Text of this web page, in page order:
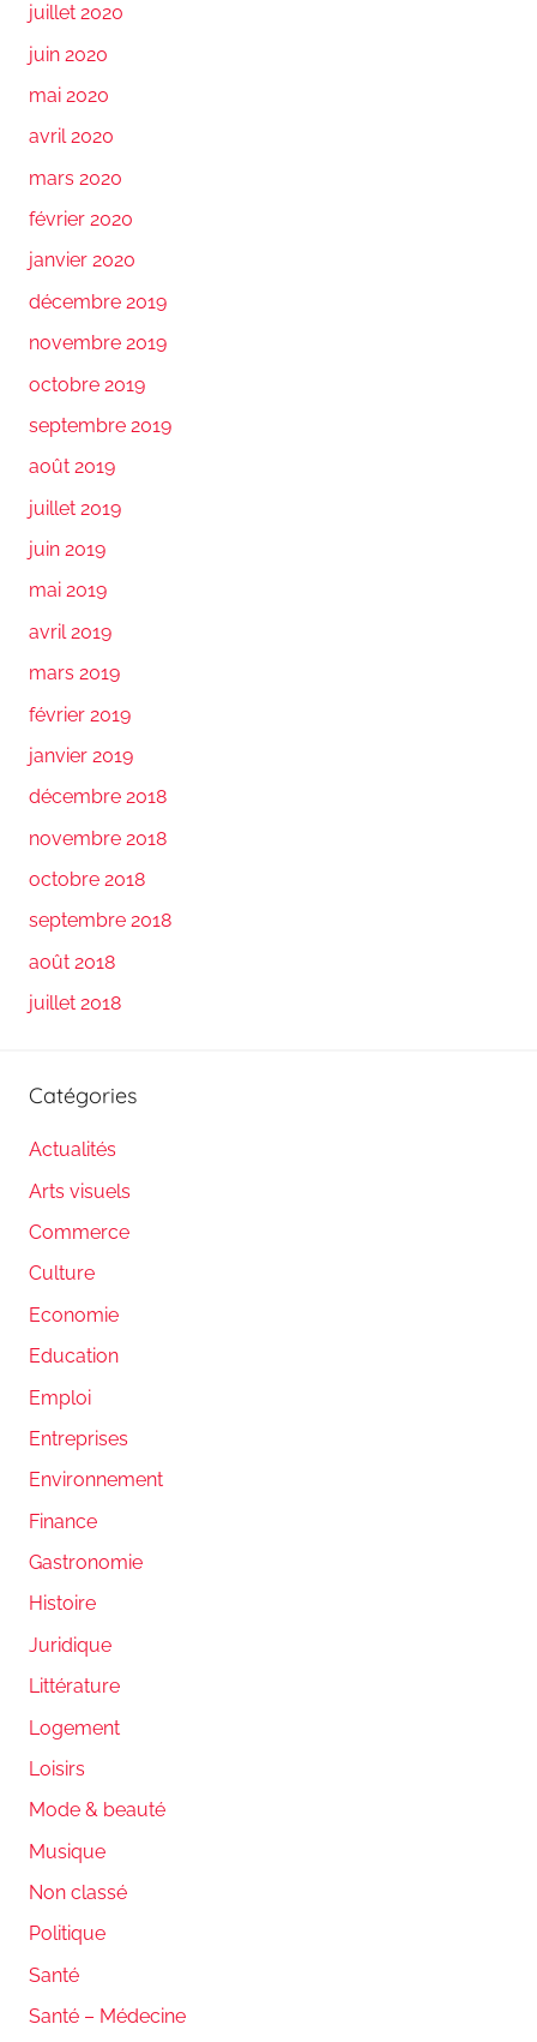
juillet 2020
juin 2020
mai 2020
avril 2020
mars 2020
février 2020
janvier 2020
décembre 2019
novembre 2019
octobre 2019
septembre 2019
août 2019
juillet 2019
juin 2019
mai 2019
avril 2019
mars 2019
février 2019
janvier 2019
décembre 2018
novembre 2018
octobre 2018
septembre 2018
août 2018
juillet 2018
Catégories
Actualités
Arts visuels
Commerce
Culture
Economie
Education
Emploi
Entreprises
Environnement
Finance
Gastronomie
Histoire
Juridique
Littérature
Logement
Loisirs
Mode & beauté
Musique
Non classé
Politique
Santé
Santé – Médecine